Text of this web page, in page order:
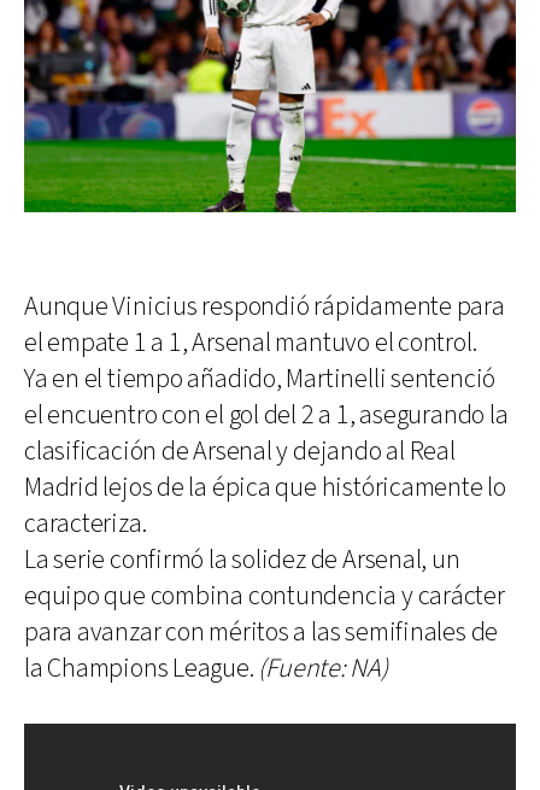
Aunque Vinicius respondió rápidamente para
el empate 1 a 1, Arsenal mantuvo el control.
Ya en el tiempo añadido, Martinelli sentenció
el encuentro con el gol del 2 a 1, asegurando la
clasificación de Arsenal y dejando al Real
Madrid lejos de la épica que históricamente lo
caracteriza.
La serie confirmó la solidez de Arsenal, un
equipo que combina contundencia y carácter
para avanzar con méritos a las semifinales de
la Champions League. (Fuente: NA)